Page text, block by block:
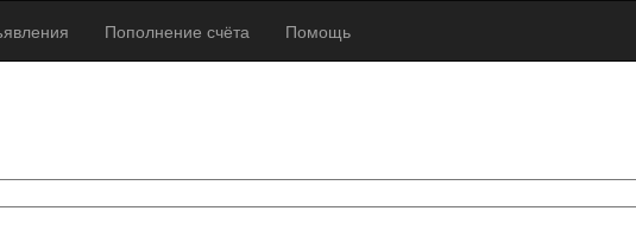
Пополнение счёта Помощь